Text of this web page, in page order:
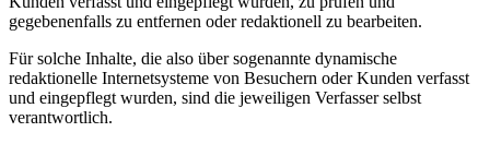
gegebenenfalls zu entfernen oder redaktionell zu bearbeiten.
Für solche Inhalte, die also über sogenannte dynamische
redaktionelle Internetsysteme von Besuchern oder Kunden verfasst
und eingepflegt wurden, sind die jeweiligen Verfasser selbst
verantwortlich.